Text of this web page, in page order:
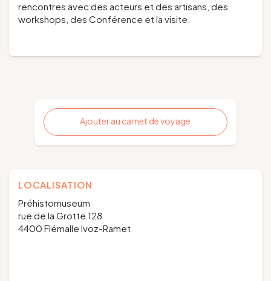
rencontres avec des acteurs et des artisans, des
workshops, des Conférence et la visite.
Ajouter au carnet de voyage
LOCALISATION
Préhistomuseum
rue de la Grotte 128
4400 Flémalle Ivoz-Ramet